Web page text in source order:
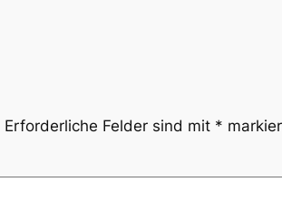
Erforderliche Felder sind mit *